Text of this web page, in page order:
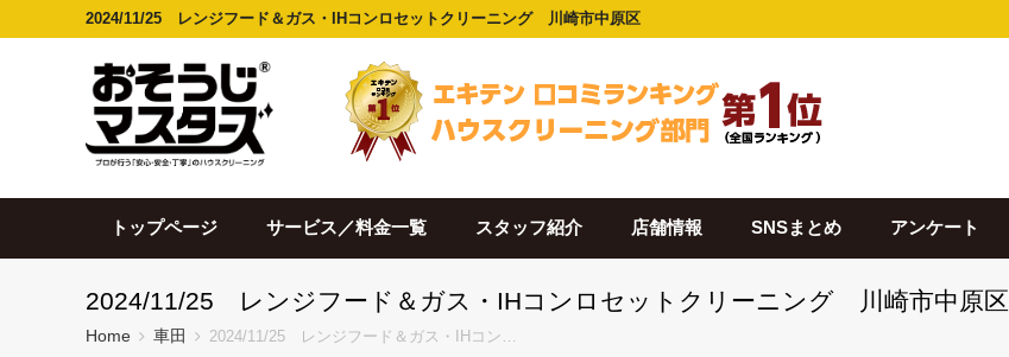
2024/11/25 レンジフード＆ガス・IHコンロセットクリーニング 川崎市中原区
トップページ サービス／料金一覧 スタッフ紹介 店舗情報 SNSまとめ アンケート
2024/11/25 レンジフード＆ガス・IHコンロセットクリーニング 川崎市中原区
Home 車田 2024/11/25 レンジフード＆ガス・IHコン…